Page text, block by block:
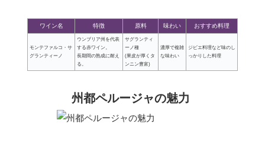
ワイン名 特徴 原料 味わい おすすめ料理
モンテファルコ・サ
グランティーノ
ウンブリア州を代表
する赤ワイン。
長期間の熟成に耐え
る。
サグランティ
ーノ種
(果皮が厚くタ
ンニン豊富)
濃厚で複雑
な味わい
ジビエ料理など味のし
っかりした料理
州都ペルージャの魅力